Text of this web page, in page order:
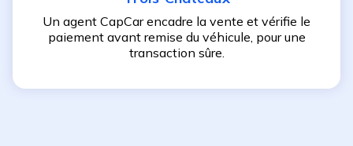
Un agent CapCar encadre la vente et vérifie le
paiement avant remise du véhicule, pour une
transaction sûre.